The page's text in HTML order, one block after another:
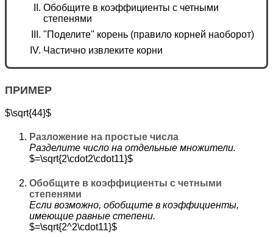
Обобщите в коэффициенты с четными
степенями
"Поделите" корень (правило корней наоборот)
Частично извлеките корни
ПРИМЕР
$\sqrt{44}$
Разложение на простые числа
Разделите число на отдельные множители.
$=\sqrt{2\cdot2\cdot11}$
Обобщите в коэффициенты с четными
степенями
Если возможно, обобщите в коэффициенты,
имеющие равные степени.
$=\sqrt{2^2\cdot11}$